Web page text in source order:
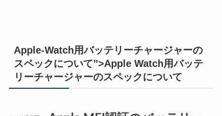
Apple-Watch用バッテリーチャージャーの
スペックについて”>Apple Watch用バッテ
リーチャージャーのスペックについて